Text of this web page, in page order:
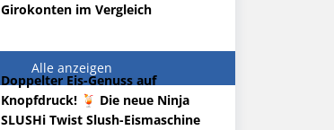
Girokonten im Vergleich
Alle anzeigen
Doppelter Eis-Genuss auf
Knopfdruck! 🍹 Die neue Ninja
SLUSHi Twist Slush-Eismaschine